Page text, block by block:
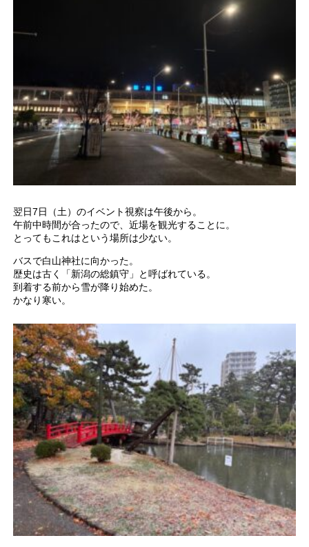
翌日7日（土）のイベント視察は午後から。
午前中時間が合ったので、近場を観光することに。
とってもこれはという場所は少ない。
バスで白山神社に向かった。
歴史は古く「新潟の総鎮守」と呼ばれている。
到着する前から雪が降り始めた。
かなり寒い。